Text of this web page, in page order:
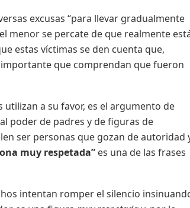
excusas “para llevar gradualmente
menor se percate de que realmente
estas víctimas se den cuenta que,
importante que comprendan que fueron
a su favor, es el argumento de
poder de padres y de figuras de
ser personas que gozan de autoridad
muy respetada” es una de las frases
intentan romper el silencio